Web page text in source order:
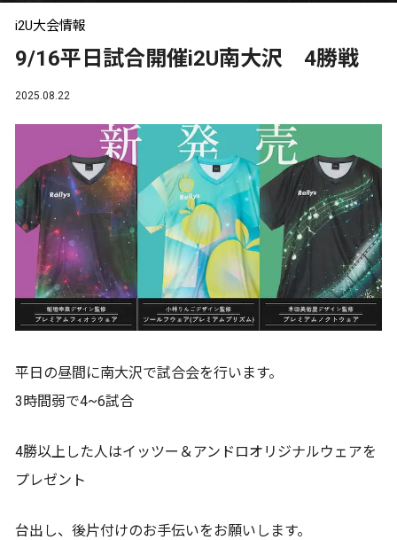
i2U大会情報
9/16平日試合開催i2U南大沢 4勝戦
2025.08.22
平日の昼間に南大沢で試合会を行います。
3時間弱で4~6試合
4勝以上した人はイッツー＆アンドロオリジナルウェアを
プレゼント
台出し、後片付けのお手伝いをお願いします。